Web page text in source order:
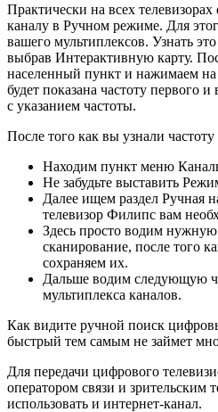
Практически на всех
каналу в Ручном режиме. Для
вашего мультиплексов. Узнать
выбрав Интерактивную карту.
населенный пункт и нажимаем
будет показана частоту первого
с указанием частоты.
После того как вы узнали
Находим пункт меню
Не забудьте выставить
Далее ищем раздел Ручная
телевизор Филипс вам
Здесь просто водим нужную
сканирование, после того
сохраняем их.
Дальше водим следующую
мультиплекса каналов.
Как видите ручной поиск
быстрый тем самым не займет
Для передачи цифрового
оператором связи и зрительским
использовать и интернет-канал.